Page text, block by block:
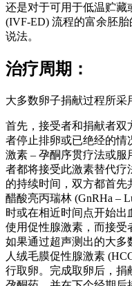
还是对于可用于低温贮藏
(IVF-ED) 流程的富余胚
说法。
治疗周期：
大多数卵子捐献过程所采
首先，接受者和捐献者双
者停止排卵或已绝经的情
激素 – 孕酮序贯疗法或
者都将接受此激素替代疗
的持续时间，双方都首先
醋酸亮丙瑞林 (GnRHa –
时或在相近时间点开始
使用促性腺激素，而接受
如果通过超声测出的大多
人绒毛膜促性腺激素
行取卵。完成取卵后，捐